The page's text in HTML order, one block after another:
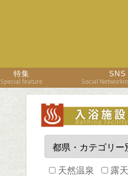
特集
Special feature
SNS
Social
天然温泉
露天